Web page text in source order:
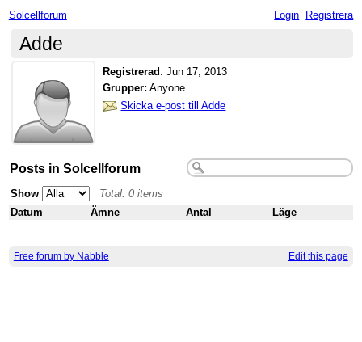
Solcellforum Login Registrera
Adde
Registrerad :Jun 17, 2013
Grupper: Anyone
Skicka e-post till Adde
Posts in Solcellforum
Show
Total: 0 items
Datum
Ämne Antal Läge
Free forum by Nabble Edit this page